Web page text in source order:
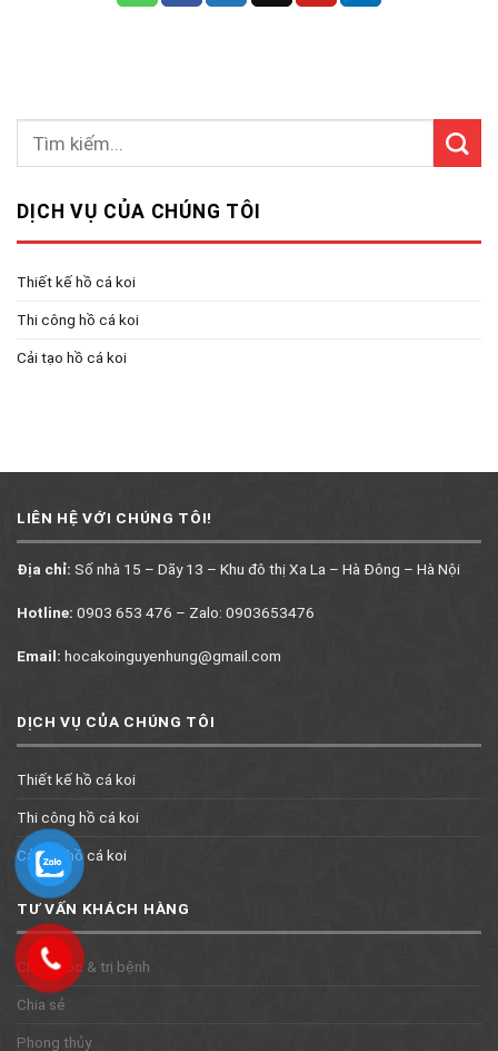
DỊCH VỤ CỦA CHÚNG TÔI
Thiết kế hồ cá koi
Thi công hồ cá koi
Cải tạo hồ cá koi
LIÊN HỆ VỚI CHÚNG TÔI!
Địa chỉ: Số nhà 15 – Dãy 13 – Khu đô thị Xa La – Hà Đông – Hà Nội
Hotline: 0903 653 476 – Zalo: 0903653476
Email: hocakoinguyenhung@gmail.com
DỊCH VỤ CỦA CHÚNG TÔI
Thiết kế hồ cá koi
Thi công hồ cá koi
Cải tạo hồ cá koi
TƯ VẤN KHÁCH HÀNG
Chăm sóc & trị bệnh
Chia sẻ
Phong thủy